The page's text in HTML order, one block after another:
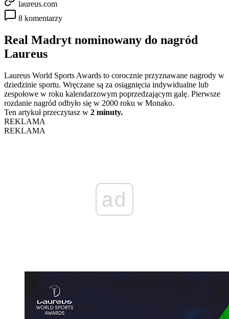
laureus.com
8 komentarzy
Real Madryt nominowany do nagród
Laureus
Laureus World Sports Awards to corocznie przyznawane nagrody w
dziedzinie sportu. Wręczane są za osiągnięcia indywidualne lub
zespołowe w roku kalendarzowym poprzedzającym galę. Pierwsze
rozdanie nagród odbyło się w 2000 roku w Monako.
Ten artykuł przeczytasz w 2 minuty.
REKLAMA
REKLAMA
ad